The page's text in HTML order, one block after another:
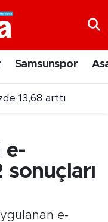
Samsunspor
13,68 arttı
için bonservis engeli
e-
e-
Fikstür